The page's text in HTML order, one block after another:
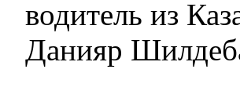
водитель из
Данияр